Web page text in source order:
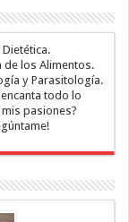
de los Alimentos.
y Parasitología.
todo lo
pasiones?